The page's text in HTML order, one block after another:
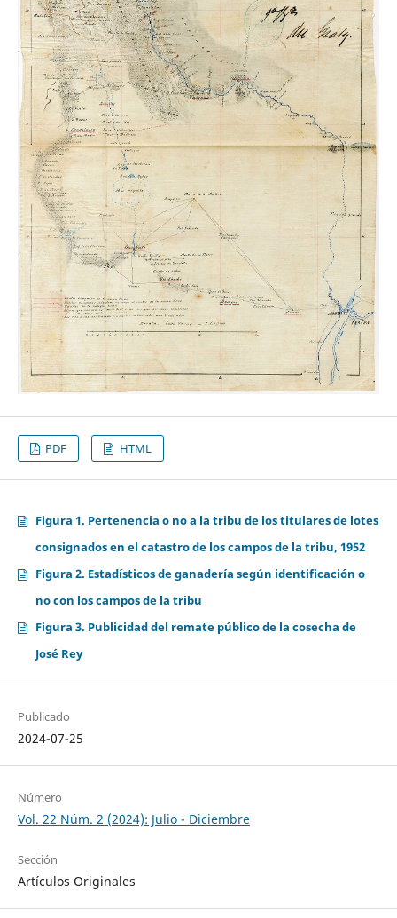
PDF HTML
Figura 1. Pertenencia o no a la tribu de los titulares de lotes
consignados en el catastro de los campos de la tribu, 1952
Figura 2. Estadísticos de ganadería según identificación o
no con los campos de la tribu
Figura 3. Publicidad del remate público de la cosecha de
José Rey
Publicado
2024-07-25
Número
Vol. 22 Núm. 2 (2024): Julio - Diciembre
Sección
Artículos Originales